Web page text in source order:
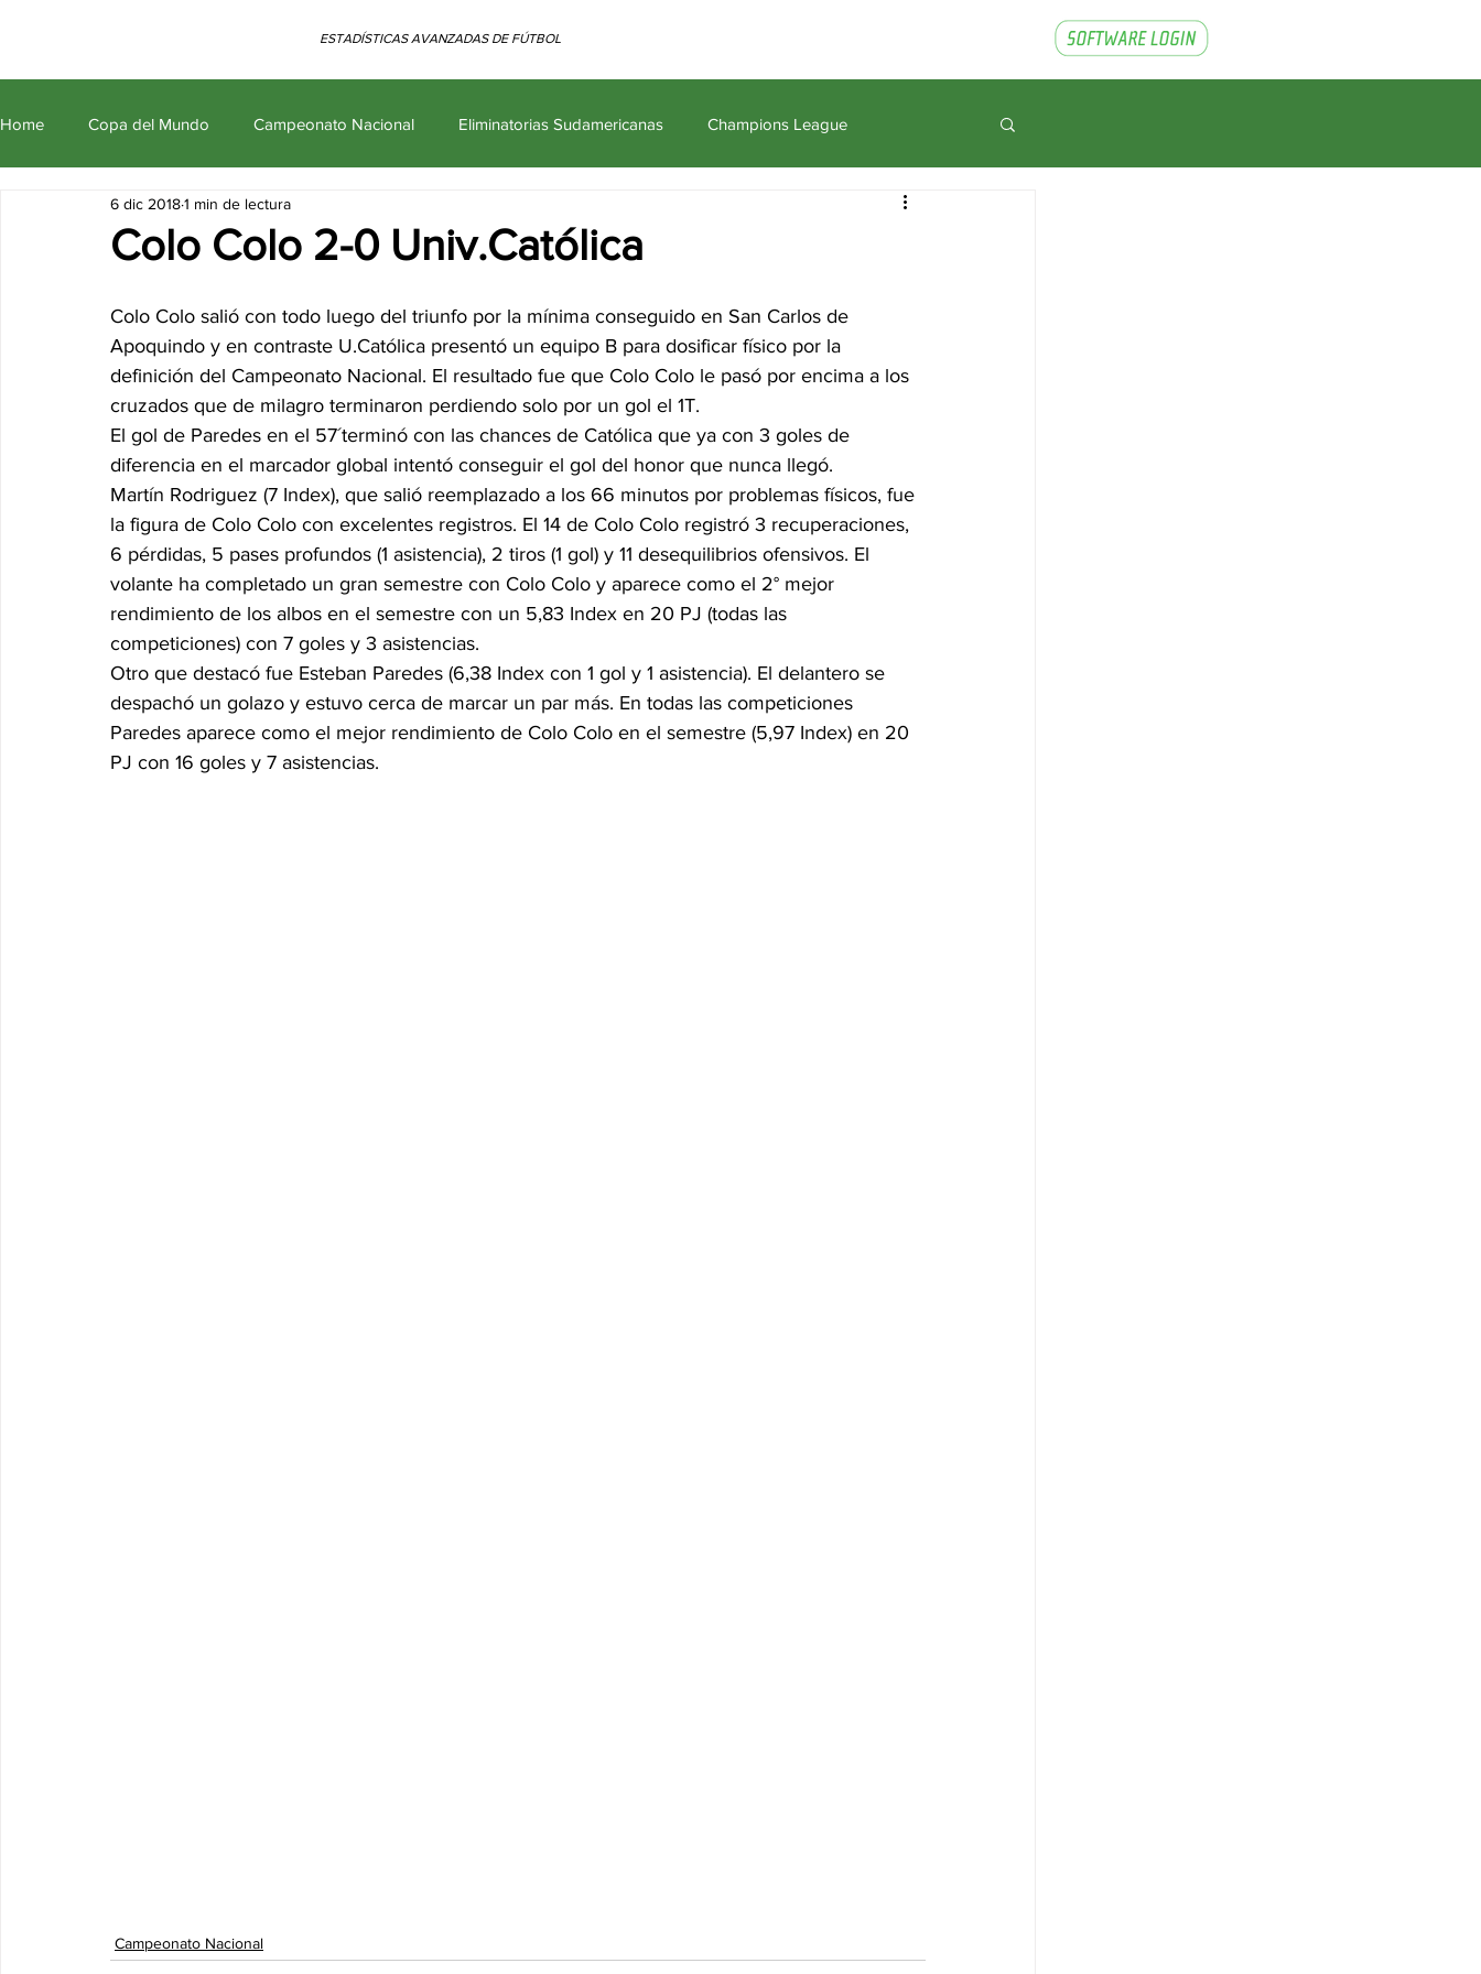
ESTADÍSTICAS AVANZADAS DE FÚTBOL
Home Copa del Mundo Campeonato Nacional Eliminatorias Sudamericanas Champions League
Amistosos Internacionales Premier League
Colo Colo 2-0 Univ.Católica
6 dic 20181 min de lectura
Colo Colo salió con todo luego del triunfo por la mínima conseguido en San Carlos de
Apoquindo y en contraste U.Católica presentó un equipo B para dosificar físico por la
definición del Campeonato Nacional. El resultado fue que Colo Colo le pasó por encima a los
cruzados que de milagro terminaron perdiendo solo por un gol el 1T.
El gol de Paredes en el 57´terminó con las chances de Católica que ya con 3 goles de
diferencia en el marcador global intentó conseguir el gol del honor que nunca llegó.
Martín Rodriguez (7 Index), que salió reemplazado a los 66 minutos por problemas físicos, fue
la figura de Colo Colo con excelentes registros. El 14 de Colo Colo registró 3 recuperaciones,
6 pérdidas, 5 pases profundos (1 asistencia), 2 tiros (1 gol) y 11 desequilibrios ofensivos. El
volante ha completado un gran semestre con Colo Colo y aparece como el 2° mejor
rendimiento de los albos en el semestre con un 5,83 Index en 20 PJ (todas las
competiciones) con 7 goles y 3 asistencias.
Otro que destacó fue Esteban Paredes (6,38 Index con 1 gol y 1 asistencia). El delantero se
despachó un golazo y estuvo cerca de marcar un par más. En todas las competiciones
Paredes aparece como el mejor rendimiento de Colo Colo en el semestre (5,97 Index) en 20
PJ con 16 goles y 7 asistencias.
Campeonato Nacional